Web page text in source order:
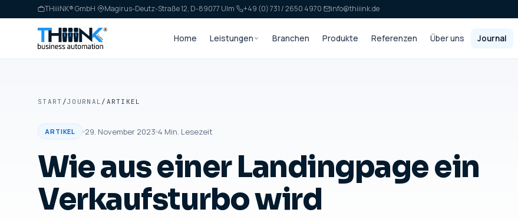
THiiiNK® GmbH· Magirus-Deutz-Straße 12, D-89077 Ulm· +49 (0) 731 / 2650 4970· info@thiiink.de
Home Leistungen Branchen Produkte Referenzen Über uns Journal
START /JOURNAL / ARTIKEL
ARTIKEL 29. November 2023 4 Min. Lesezeit
Wie aus einer Landingpage ein
Verkaufsturbo wird